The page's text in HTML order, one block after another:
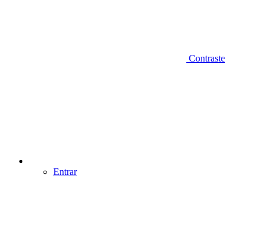
Contraste
Entrar